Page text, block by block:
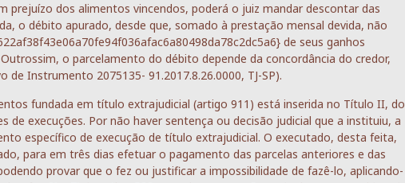
prejuízo dos alimentos vincendos, poderá o juiz mandar descontar das
o débito apurado, desde que, somado à prestação mensal devida, não
de seus ganhos
o parcelamento do débito depende da concordância do credor,
Instrumento 2075135- 91.2017.8.26.0000, TJ-SP).
fundada em título extrajudicial (artigo 911) está inserida no Título II, do
de execuções. Por não haver sentença ou decisão judicial que a instituiu, a
específico de execução de título extrajudicial. O executado, desta feita,
para em três dias efetuar o pagamento das parcelas anteriores e das
provar que o fez ou justificar a impossibilidade de fazê-lo, aplicando-